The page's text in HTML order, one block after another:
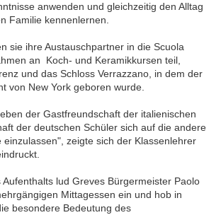
anwenden und gleichzeitig den Alltag
Familie kennenlernen.
sie ihre Austauschpartner in die Scuola
an Koch- und Keramikkursen teil,
und das Schloss Verrazzano, in dem der
von New York geboren wurde.
der Gastfreundschaft der italienischen
der deutschen Schüler sich auf die andere
einzulassen", zeigte sich der Klassenlehrer
Aufenthalts lud Greves Bürgermeister Paolo
Mittagessen ein und hob in
besondere Bedeutung des